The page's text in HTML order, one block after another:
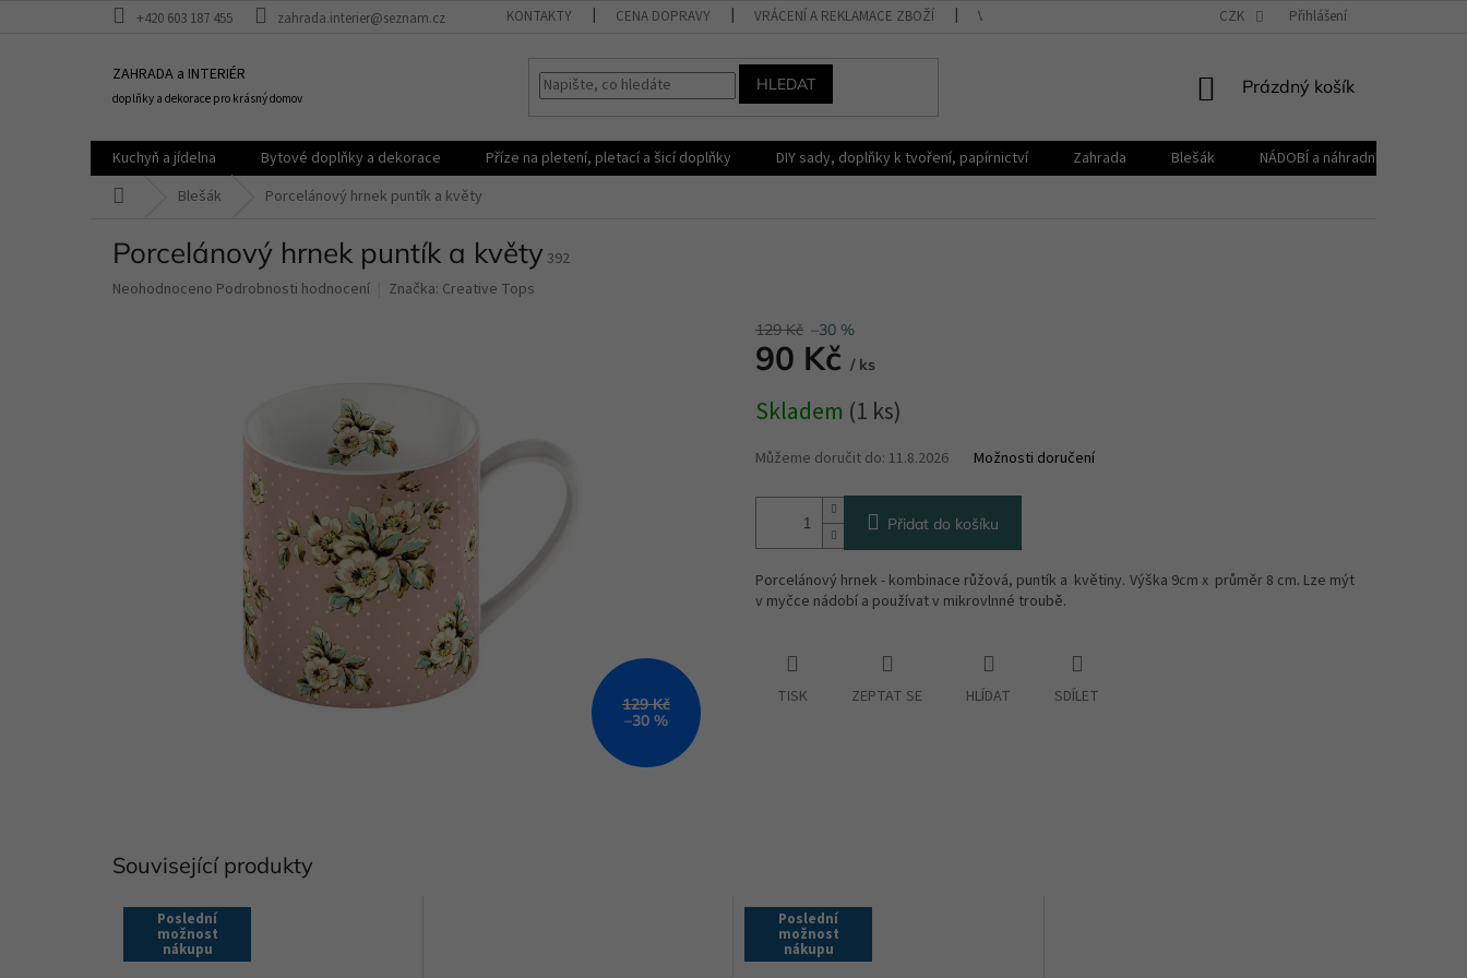
+420 603 187 455 zahrada.interier@seznam.cz KONTAKTY CENA DOPRAVY VRÁCENÍ A REKLAMACE ZBOŽÍ VŠEOBECNÉ OBCHODNÍ PODMÍNKY REKLAMAČNÍ ŘÁD
CZK Přihlášení
ZAHRADA a INTERIÉR
doplňky a dekorace pro krásný domov
HLEDAT
NÁKUPNÍ
Prázdný košík
Kuchyň a jídelna Bytové doplňky a dekorace Příze na pletení, pletací a šicí doplňky DIY sady, doplňky k tvoření, papírnictví Zahrada Blešák
NÁDOBÍ a náhradní díly KELOmat
Blešák Porcelánový hrnek puntík a květy
Porcelánový hrnek puntík a květy 392
Průměrné
Neohodnoceno Podrobnosti hodnocení Značka: Creative Tops
129 Kč
–30 %
129 Kč –30 %
90 Kč / ks
cena:
Skladem (1 ks)
Můžeme doručit do: 11.8.2026 Možnosti doručení
Přidat do košíku
Porcelánový hrnek - kombinace růžová, puntík a květiny. Výška 9cm x průměr 8 cm. Lze mýt
v myčce nádobí a používat v mikrovlnné troubě.
TISK ZEPTAT SE HLÍDAT SDÍLET
Související produkty
Poslední
možnost
nákupu
Poslední
možnost
nákupu